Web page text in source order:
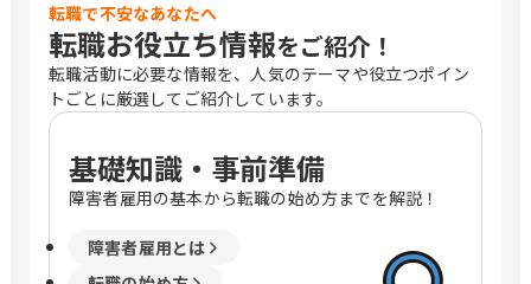
転職で不安なあなたへ
転職お役立ち情報をご紹介！
転職活動に必要な情報を、人気のテーマや役立つポイン
トごとに厳選してご紹介しています。
基礎知識・事前準備
障害者雇用の基本から転職の始め方までを解説！
障害者雇用とは